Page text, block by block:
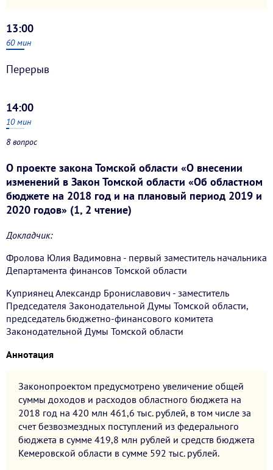
13:00
60мин
Перерыв
14:00
10мин
8 вопрос
О проекте закона Томской области «О внесении
изменений в Закон Томской области «Об областном
бюджете на 2018 год и на плановый период 2019 и
2020 годов» (1, 2 чтение)
Докладчик:
Фролова Юлия Вадимовна - первый заместитель начальника
Департамента финансов Томской области
Куприянец Александр Брониславович - заместитель
Председателя Законодательной Думы Томской области,
председатель бюджетно-финансового комитета
Законодательной Думы Томской области
Аннотация
Законопроектом предусмотрено увеличение общей
суммы доходов и расходов областного бюджета на
2018 год на 420 млн 461,6 тыс. рублей, в том числе за
счет безвозмездных поступлений из федерального
бюджета в сумме 419,8 млн рублей и средств бюджета
Кемеровской области в сумме 592 тыс. рублей.